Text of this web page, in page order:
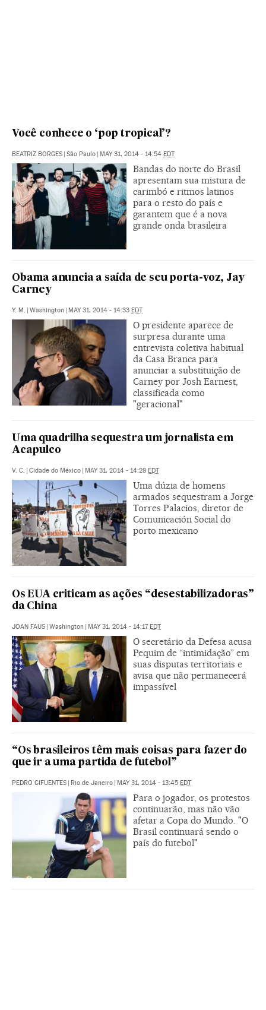
Você conhece o ‘pop tropical’?
BEATRIZ BORGES | São Paulo | MAY 31, 2014 - 14:54 EDT
Bandas do norte do Brasil
apresentam sua mistura de
carimbó e ritmos latinos
para o resto do país e
garantem que é a nova
grande onda brasileira
Obama anuncia a saída de seu porta-voz, Jay
Carney
Y. M. | Washington | MAY 31, 2014 - 14:33 EDT
O presidente aparece de
surpresa durante uma
entrevista coletiva habitual
da Casa Branca para
anunciar a substituição de
Carney por Josh Earnest,
classificada como
"geracional"
Uma quadrilha sequestra um jornalista em
Acapulco
V. C. | Cidade do México | MAY 31, 2014 - 14:28 EDT
Uma dúzia de homens
armados sequestram a Jorge
Torres Palacios, diretor de
Comunicación Social do
porto mexicano
Os EUA criticam as ações “desestabilizadoras”
da China
JOAN FAUS | Washington | MAY 31, 2014 - 14:17EDT
O secretário da Defesa acusa
Pequim de “intimidação” em
suas disputas territoriais e
avisa que não permanecerá
impassível
“Os brasileiros têm mais coisas para fazer do
que ir a uma partida de futebol”
PEDRO CIFUENTES | Rio de Janeiro | MAY 31, 2014 - 13:45 EDT
Para o jogador, os protestos
continuarão, mas não vão
afetar a Copa do Mundo. "O
Brasil continuará sendo o
país do futebol"